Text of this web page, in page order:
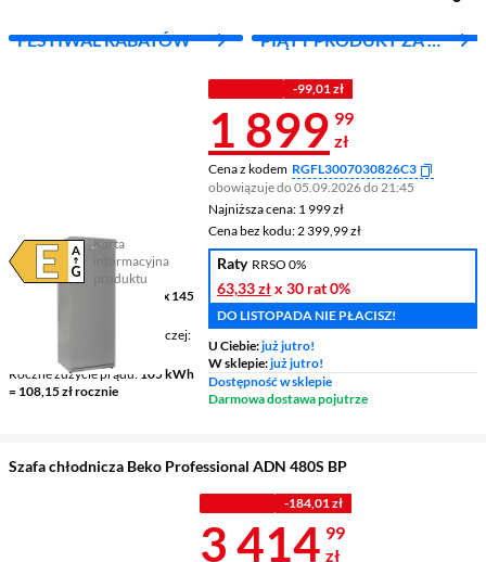
FESTIWAL RABATÓW
PIĄTY PRODUKT ZA 1
Karta
informacyjna
produktu
Plik w formacie pdf
(otworzy się w nowym oknie)
60 x 65 x 145
Pojemność komory chłodniczej
Roczne zużycie prądu 105 kWh
= 108,15 zł rocznie
-99,01 zł
Cena 1
1 899 99
zł
Cena z kodem RGFL3007030826C3
obowiązuje do 05.09.2026 do 21:45
Najniższa cena: 1 999 zł
Najniższa cena: 1 999 zł
Cena bez kodu: 2 399,99 zł
Cena bez kodu: 2 399,99 zł
Raty RRSO 0%
63,33 złx 30 rat0%
DO LISTOPADA NIE PŁACISZ!
U Ciebie:już jutro!
W sklepie:już jutro!
Dostępność w sklepie
Darmowa dostawa pojutrze
Szafa chłodnicza Beko Professional ADN 480S BP
-184,01 zł
Cena 3
3 414 99
zł